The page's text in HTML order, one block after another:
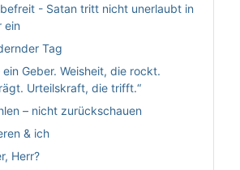
- Satan tritt nicht unerlaubt in
ein
Tag
ein Geber. Weisheit, die rockt.
Urteilskraft, die trifft.“
– nicht zurückschauen
& ich
Herr?